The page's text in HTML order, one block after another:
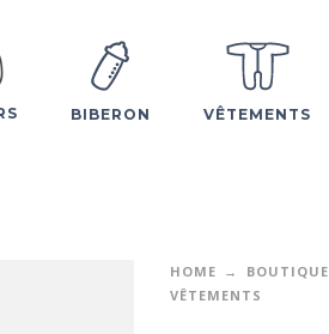
BIBERON VÊTEMENTS
HOME
BOUTIQUE
VÊTEMENTS